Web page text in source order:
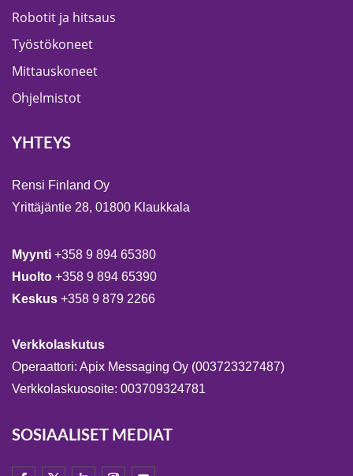
Robotit ja hitsaus
Työstökoneet
Mittauskoneet
Ohjelmistot
YHTEYS
Rensi Finland Oy
Yrittäjäntie 28, 01800 Klaukkala
Myynti +358 9 894 65380
Huolto +358 9 894 65390
Keskus +358 9 879 2266
Verkkolaskutus
Operaattori: Apix Messaging Oy (003723327487)
Verkkolaskuosoite: 003709324781
SOSIAALISET MEDIAT